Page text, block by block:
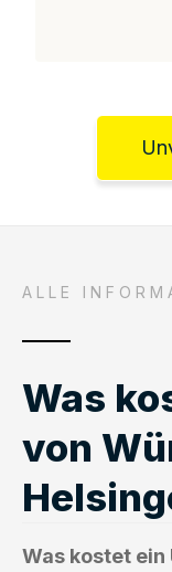
ALLE
Was
von
Was kostet